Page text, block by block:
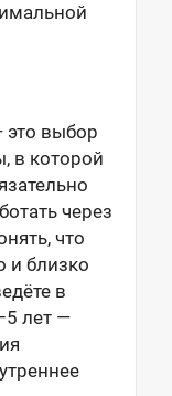
это выбор
в которой
через
что
и близко
в
лет —